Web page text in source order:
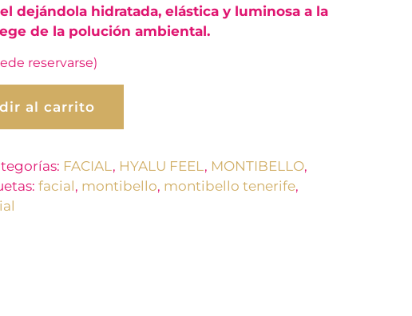
dejándola hidratada, elástica y luminosa a la
de la polución ambiental.
reservarse)
al carrito
FACIAL , HYALU FEEL , MONTIBELLO,
facial, montibello, montibello tenerife,